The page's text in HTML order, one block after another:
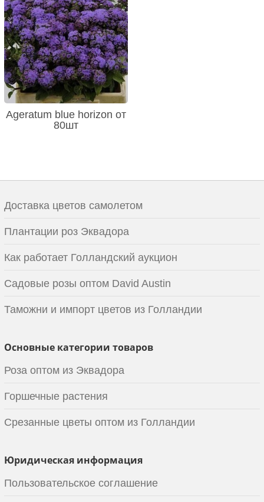
Ageratum blue horizon от
80шт
Доставка цветов самолетом
Плантации роз Эквадора
Как работает Голландский аукцион
Садовые розы оптом David Austin
Таможни и импорт цветов из Голландии
Основные категории товаров
Роза оптом из Эквадора
Горшечные растения
Срезанные цветы оптом из Голландии
Юридическая информация
Пользовательское соглашение